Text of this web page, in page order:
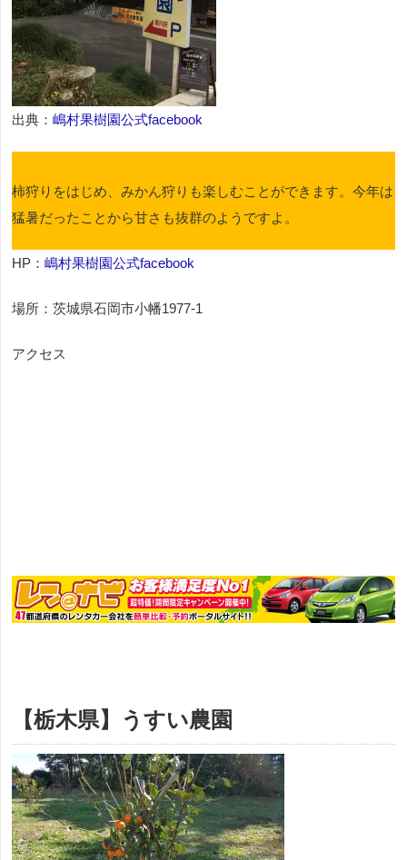
出典： 嶋村果樹園公式facebook
柿狩りをはじめ、みかん狩りも楽しむことができます。今年は
猛暑だったことから甘さも抜群のようですよ。
HP： 嶋村果樹園公式facebook
場所：茨城県石岡市小幡1977-1
アクセス
【栃木県】うすい農園